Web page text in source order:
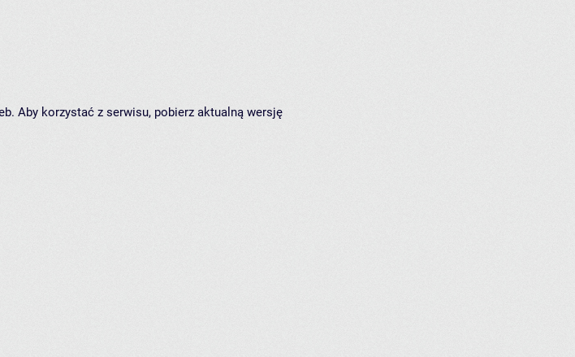
Aby korzystać z serwisu, pobierz aktualną wersję